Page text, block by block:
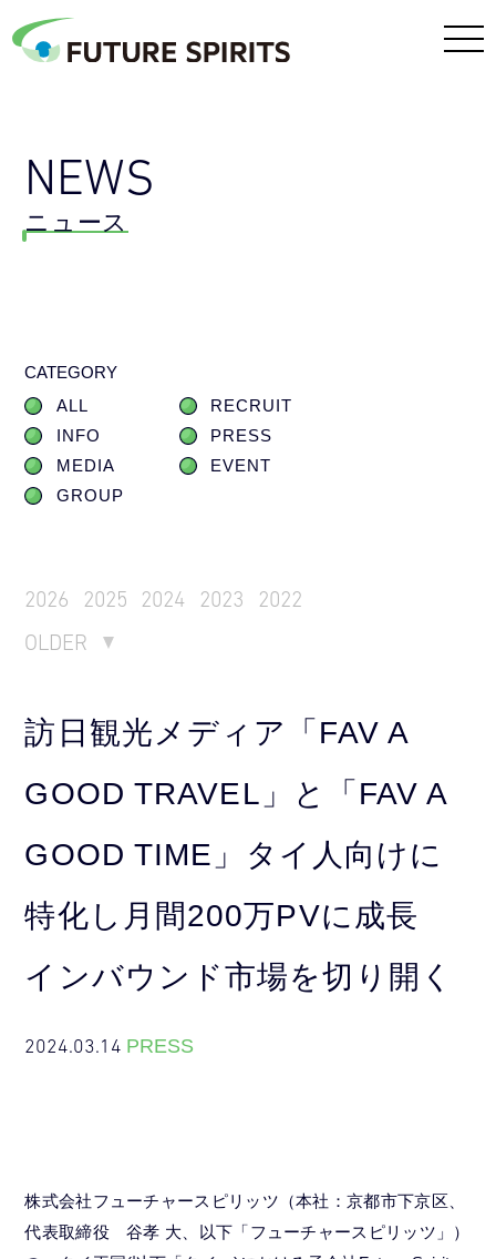
NEWS
ニュース
CATEGORY
ALL
RECRUIT
INFO
PRESS
MEDIA
EVENT
GROUP
2026 2025 2024 2023
2022
OLDER
訪日観光メディア「FAV A
GOOD TRAVEL」と「FAV A
GOOD TIME」タイ人向けに
特化し月間200万PVに成長
インバウンド市場を切り開く
2024.03.14 PRESS
株式会社フューチャースピリッツ（本社：京都市下京区、
代表取締役 谷孝 大、以下「フューチャースピリッツ」）